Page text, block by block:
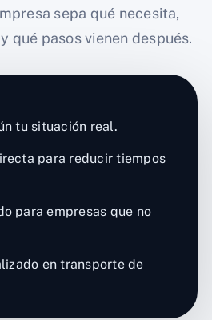
sepa qué necesita,
qué pasos vienen después.
tu situación real.
para reducir tiempos
para empresas que no
en transporte de